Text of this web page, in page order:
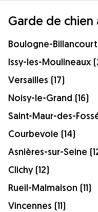
Garde de chien
Boulogne-Billancourt
Issy-les-Moulineaux
Versailles (17)
Noisy-le-Grand (16)
Saint-Maur-des-
Courbevoie (14)
Asnières-sur-Seine
Clichy (12)
Rueil-Malmaison (11)
Vincennes (11)